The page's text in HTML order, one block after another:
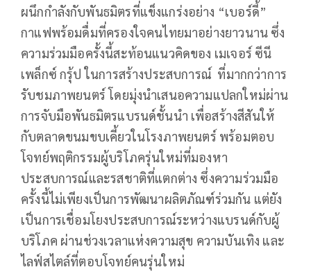
ผนึกกำลังกับพันธมิตรที่แข็งแกร่งอย่าง “เบอร์ดี้”
กาแฟพร้อมดื่มที่ครองใจคนไทยมาอย่างยาวนาน ซึ่ง
ความร่วมมือครั้งนี้สะท้อนแนวคิดของ เมเจอร์ ซีนี
เพล็กซ์ กรุ้ป ในการสร้างประสบการณ์ ที่มากกว่าการ
รับชมภาพยนตร์ โดยมุ่งนำเสนอความแปลกใหม่ผ่าน
การจับมือพันธมิตรแบรนด์ชั้นนำ เพื่อสร้างสีสันให้
กับตลาดขนมขบเคี้ยวในโรงภาพยนตร์ พร้อมตอบ
โจทย์พฤติกรรมผู้บริโภครุ่นใหม่ที่มองหา
ประสบการณ์และรสชาติที่แตกต่าง ซึ่งความร่วมมือ
ครั้งนี้ไม่เพียงเป็นการพัฒนาผลิตภัณฑ์ร่วมกัน แต่ยัง
เป็นการเชื่อมโยงประสบการณ์ระหว่างแบรนด์กับผู้
บริโภค ผ่านช่วงเวลาแห่งความสุข ความบันเทิง และ
ไลฟ์สไตล์ที่ตอบโจทย์คนรุ่นใหม่